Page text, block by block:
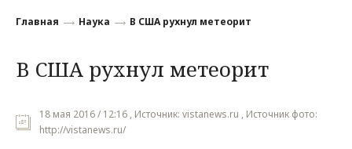
Технологии
Культура
Главная Наука В США рухнул метеорит
В США рухнул метеорит
18 мая 2016 / 12:16 , Источник: vistanews.ru , Источник фото:
http://vistanews.ru/